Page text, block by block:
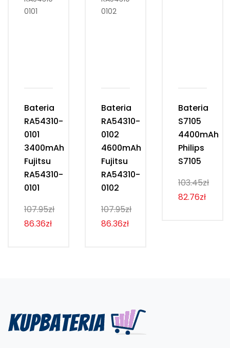
Bateria
RA54310-
0101
3400mAh
Fujitsu
RA54310-
0101
107.95zł
86.36zł
Bateria
RA54310-
0102
4600mAh
Fujitsu
RA54310-
0102
107.95zł
86.36zł
Bateria
S7105
4400mAh
Philips
S7105
103.45zł
82.76zł